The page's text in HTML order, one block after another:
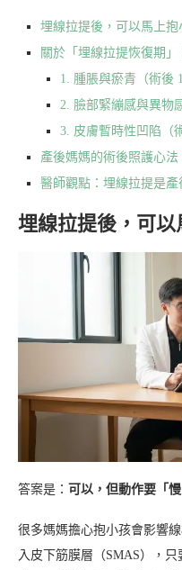
埋線拉提後，可以馬上抱
關於「埋線拉提恢復期
1. 腫脹與瘀青（術後
2. 臉部緊繃感與異物
3. 皮膚暫時性凹陷（
產後媽媽的術後照護心
醫師觀點：埋線拉提是產
埋線拉提後，可以
答案是： 可以，但動作要「
很多媽媽擔心抱小孩會影響
入皮下筋膜層（SMAS），